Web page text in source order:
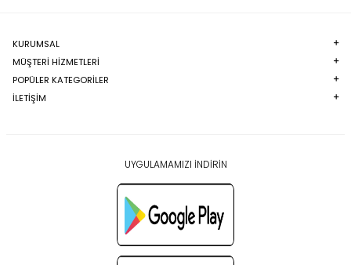
KURUMSAL
MÜŞTERI HIZMETLERI
POPÜLER KATEGORILER
İLETİŞİM
UYGULAMAMIZI İNDİRİN